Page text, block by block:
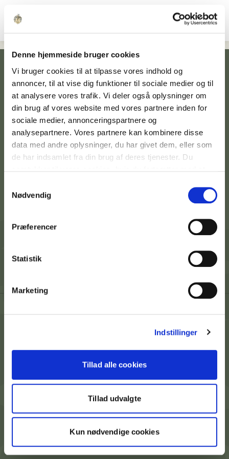
Denne hjemmeside bruger cookies
Vi bruger cookies til at tilpasse vores indhold og
annoncer, til at vise dig funktioner til sociale medier og til
at analysere vores trafik. Vi deler også oplysninger om
din brug af vores website med vores partnere inden for
sociale medier, annonceringspartnere og
analysepartnere. Vores partnere kan kombinere disse
data med andre oplysninger, du har givet dem, eller som
de har indsamlet fra din brug af deres tjenester. Du
Nødvendig
Præferencer
Statistik
Marketing
Indstillinger
Tillad alle cookies
Tillad udvalgte
Kun nødvendige cookies
Kontakt afdeling
Cookies
Privatlivspolitik